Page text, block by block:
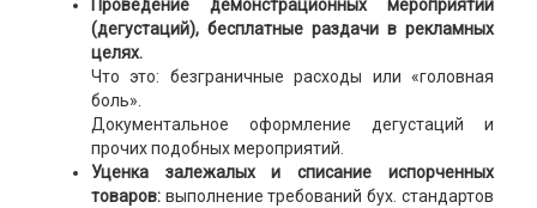
Проведение демонстрационных мероприятий
(дегустаций), бесплатные раздачи в рекламных
целях.
Что это: безграничные расходы или «головная
боль».
Документальное оформление дегустаций и
прочих подобных мероприятий.
Уценка залежалых и списание испорченных
товаров: выполнение требований бух. стандартов